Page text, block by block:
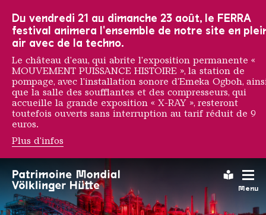
Menu
Omar Victor Diop
La Völklinger Hütte
Du vendredi 21 au dimanche 23 août, le FERRA
festival animera l'ensemble de notre site en
air avec de la techno.
Le château d'eau, qui abrite l'exposition permanente «
MOUVEMENT PUISSANCE HISTOIRE », la station de
pompage, avec l'installation sonore d'Emeka Ogboh,
que la salle des soufflantes et des compresseurs, qui
accueille la grande exposition « X-RAY », resteront
toutefois ouverts sans interruption au tarif réduit de 9
euros.
Plus d'infos